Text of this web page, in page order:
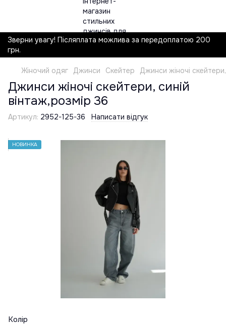
Зверни увагу! Післяплата можлива за передоплатою 200
грн.
Жіночий одяг Джинси Скейтер Джинси жіночі
Джинси жіночі скейтери, синій
вінтаж,розмір 36
Артикул: 2952-125-36 Написати відгук
НОВИНКА
Колір